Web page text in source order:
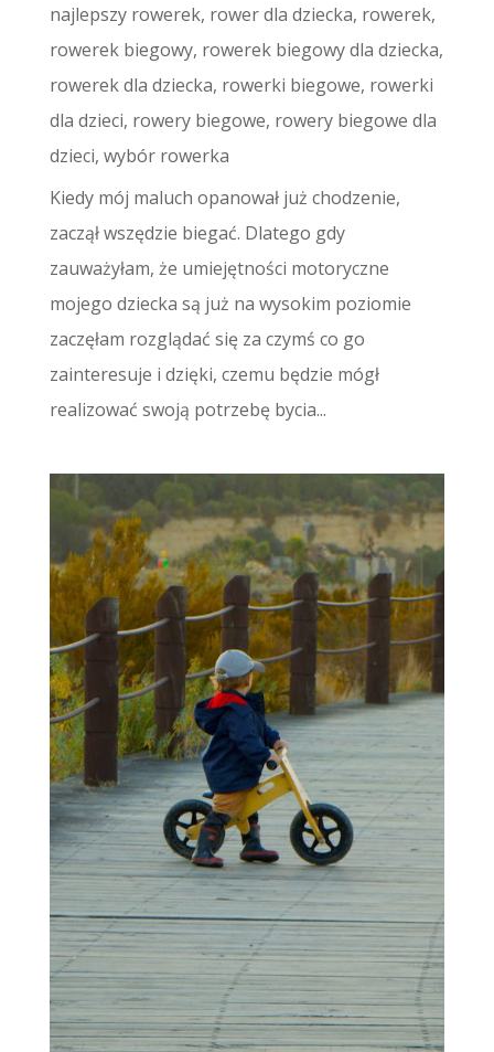
najlepszy rowerek, rower dla dziecka, rowerek,
rowerek biegowy, rowerek biegowy dla dziecka,
rowerek dla dziecka, rowerki biegowe, rowerki
dla dzieci, rowery biegowe, rowery biegowe dla
dzieci, wybór rowerka
Kiedy mój maluch opanował już chodzenie,
zaczął wszędzie biegać. Dlatego gdy
zauważyłam, że umiejętności motoryczne
mojego dziecka są już na wysokim poziomie
zaczęłam rozglądać się za czymś co go
zainteresuje i dzięki, czemu będzie mógł
realizować swoją potrzebę bycia...